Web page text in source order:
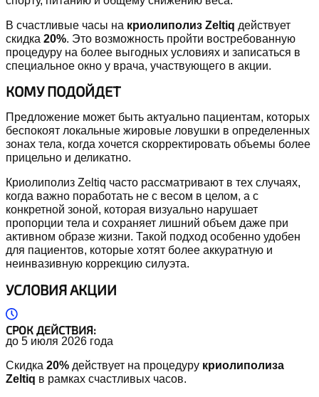
В счастливые часы на криолиполиз Zeltiq действует
скидка 20%. Это возможность пройти востребованную
процедуру на более выгодных условиях и записаться в
специальное окно у врача, участвующего в акции.
КОМУ ПОДОЙДЕТ
Предложение может быть актуально пациентам, которых
беспокоят локальные жировые ловушки в определенных
зонах тела, когда хочется скорректировать объемы более
прицельно и деликатно.
Криолиполиз Zeltiq часто рассматривают в тех случаях,
когда важно поработать не с весом в целом, а с
конкретной зоной, которая визуально нарушает
пропорции тела и сохраняет лишний объем даже при
активном образе жизни. Такой подход особенно удобен
для пациентов, которые хотят более аккуратную и
неинвазивную коррекцию силуэта.
УСЛОВИЯ АКЦИИ
СРОК ДЕЙСТВИЯ:
до 5 июля 2026 года
Скидка 20% действует на процедуру криолиполиза
Zeltiq в рамках счастливых часов.